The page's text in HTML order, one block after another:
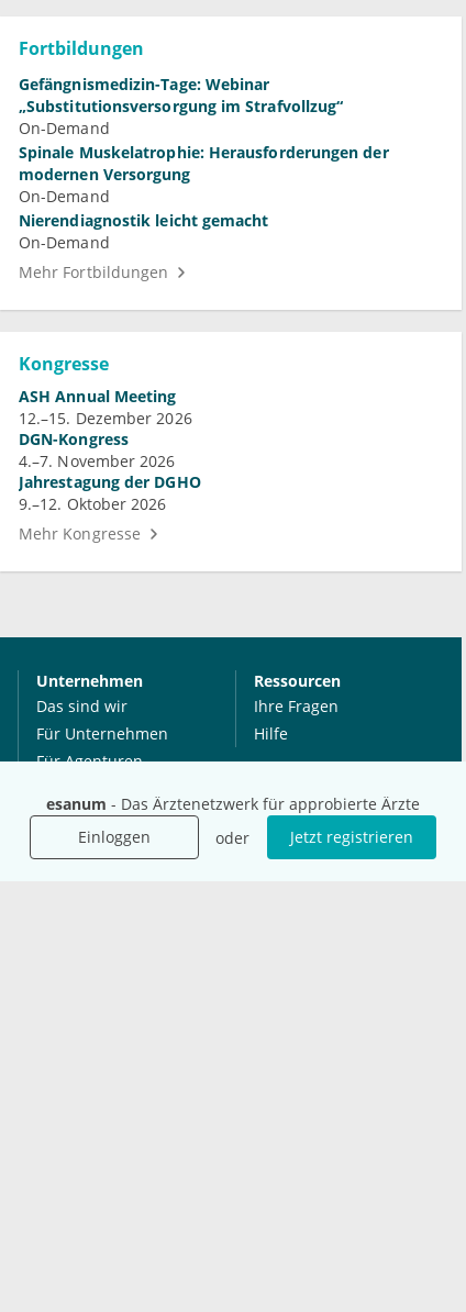
esanum - Das Ärztenetzwerk für approbierte Ärzte
Einloggen
oder Jetzt registrieren
Fortbildungen
Gefängnismedizin-Tage: Webinar
„Substitutionsversorgung im Strafvollzug“
On-Demand
Spinale Muskelatrophie: Herausforderungen der
modernen Versorgung
On-Demand
Nierendiagnostik leicht gemacht
On-Demand
Mehr Fortbildungen
Kongresse
ASH Annual Meeting
12.–15. Dezember 2026
DGN-Kongress
4.–7. November 2026
Jahrestagung der DGHO
9.–12. Oktober 2026
Mehr Kongresse
Unternehmen
Das sind wir
Für Unternehmen
Für Agenturen
Presse
Karriere
Ressourcen
Ihre Fragen
Hilfe